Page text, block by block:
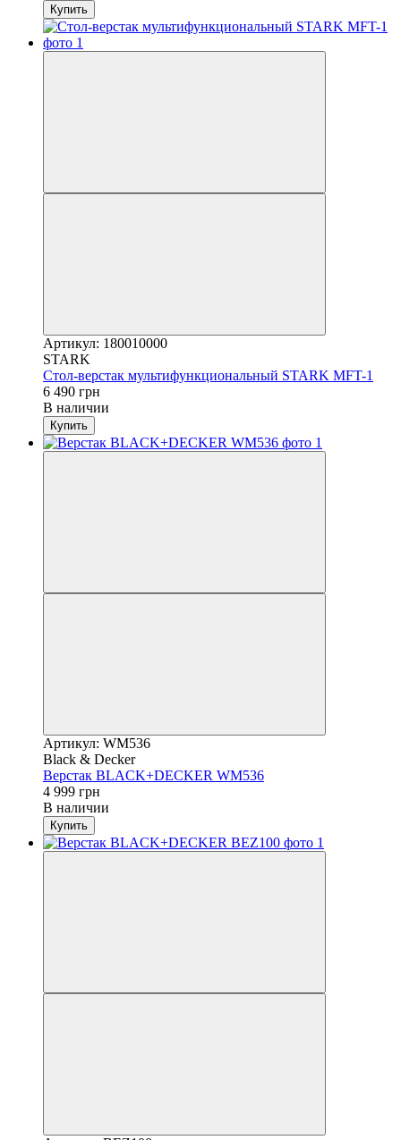
Купить
Артикул: 180010000
STARK
Стол-верстак мультифункциональный STARK MFT-1
6 490 грн
В наличии
Купить
Артикул: WM536
Black & Decker
Верстак BLACK+DECKER WM536
4 999 грн
В наличии
Купить